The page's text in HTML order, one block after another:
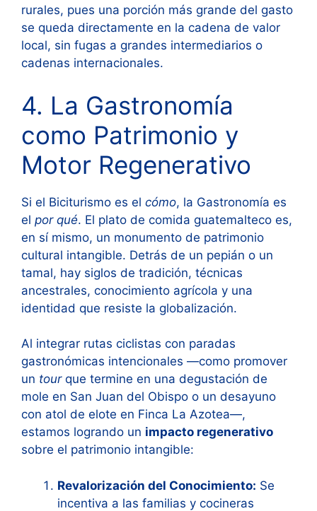
rurales, pues una porción más grande del gasto
se queda directamente en la cadena de valor
local, sin fugas a grandes intermediarios o
cadenas internacionales.
4. La Gastronomía
como Patrimonio y
Motor Regenerativo
Si el Biciturismo es el cómo, la Gastronomía es
el por qué. El plato de comida guatemalteco es,
en sí mismo, un monumento de patrimonio
cultural intangible. Detrás de un pepián o un
tamal, hay siglos de tradición, técnicas
ancestrales, conocimiento agrícola y una
identidad que resiste la globalización.
Al integrar rutas ciclistas con paradas
gastronómicas intencionales —como promover
un tourque termine en una degustación de
mole en San Juan del Obispo o un desayuno
con atol de elote en Finca La Azotea—,
estamos logrando un impacto regenerativo
sobre el patrimonio intangible:
Revalorización del Conocimiento: Se
incentiva a las familias y cocineras